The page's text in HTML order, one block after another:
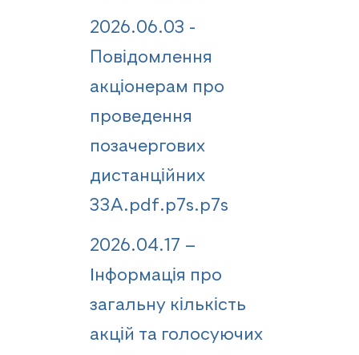
2026.06.03 -
Повідомлення
акціонерам про
проведення
позачергових
дистанційних
ЗЗА.pdf.p7s.p7s
2026.04.17 –
Інформація про
загальну кількість
акцій та голосуючих